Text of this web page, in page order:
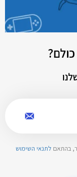
בהתאם לתנאי השימוש